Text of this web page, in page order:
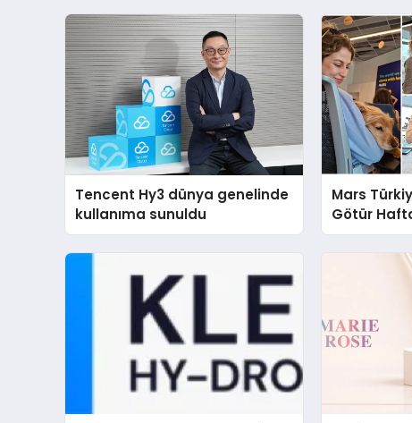
Tencent Hy3 dünya genelinde
kullanıma sunuldu
Mars
Götür